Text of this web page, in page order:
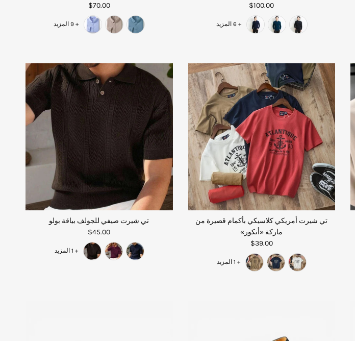
$100.00
+ 6 المزيد
$70.00
+ 9 المزيد
تي شيرت أمريكي كلاسيكي بأكمام قصيرة من
ماركة «أنكور»
$39.00
+ 1 المزيد
تي شيرت صيفي للجولف بياقة بولو
$45.00
+ 1 المزيد